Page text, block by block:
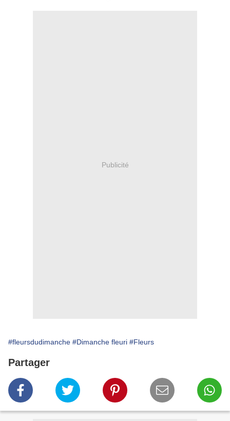
Publicité
#fleursdudimanche #Dimanche fleuri #Fleurs
Partager